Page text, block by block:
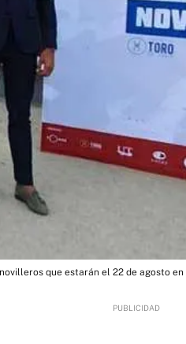
que estarán el 22 de agosto en